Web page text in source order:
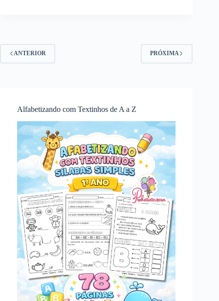
ANTERIOR PRÓXIMA
Alfabetizando com Textinhos de A a Z